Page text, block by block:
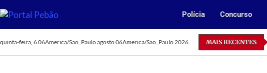
Polícia Concurso
quinta-feira, 6 06America/Sao_Paulo agosto 06America/Sao_Paulo 2026 MAIS RECENTES